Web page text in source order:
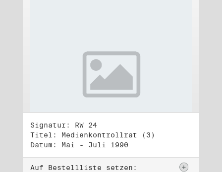
Signatur: RW 24
Titel: Medienkontrollrat (3)
Datum: Mai - Juli 1990
Auf Bestellliste setzen: